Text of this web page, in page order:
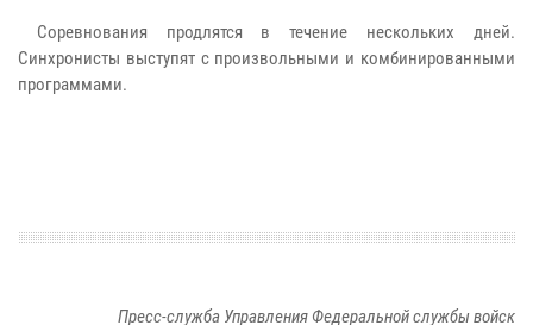
Соревнования продлятся в течение нескольких дней.
Синхронисты выступят с произвольными и комбинированными
программами.
Пресс-служба Управления Федеральной службы войск